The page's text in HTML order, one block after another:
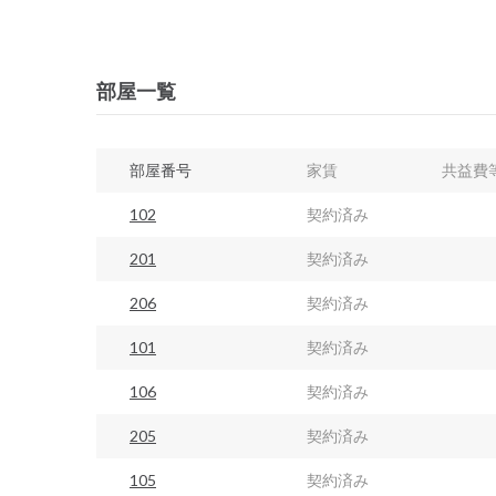
部屋一覧
部屋番号 家賃 共益費
102 契約済み
201 契約済み
206 契約済み
101 契約済み
106 契約済み
205 契約済み
105 契約済み